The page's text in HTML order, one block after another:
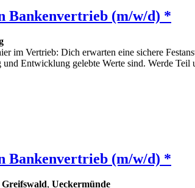
Bankenvertrieb (m/w/d) *
im Vertrieb: Dich erwarten eine sichere
Entwicklung gelebte Werte sind. Werde Teil
Bankenvertrieb (m/w/d) *
Greifswald, Ueckermünde